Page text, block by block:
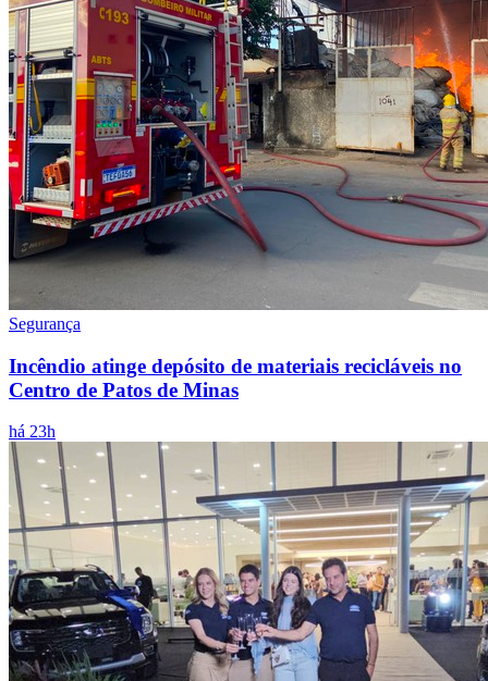
Segurança
Incêndio atinge depósito de materiais recicláveis no
Centro de Patos de Minas
há 23h